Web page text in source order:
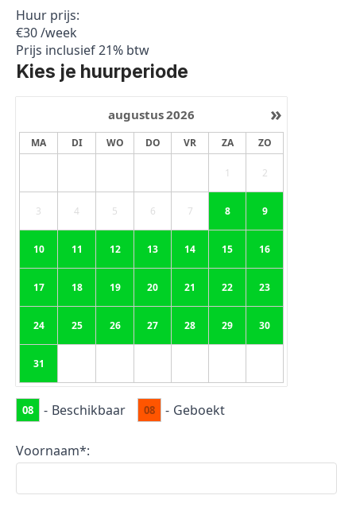
Huur prijs:
€30 /week
Prijs inclusief 21% btw
Kies je huurperiode
»
augustus2026
MA DI WO DO VR ZA ZO
1 2
3 4 5 6 7 8 9
10 11 12 13 14 15 16
17 18 19 20 21 22 23
24 25 26 27 28 29 30
31
08 - Beschikbaar 08 - Geboekt
Voornaam*: